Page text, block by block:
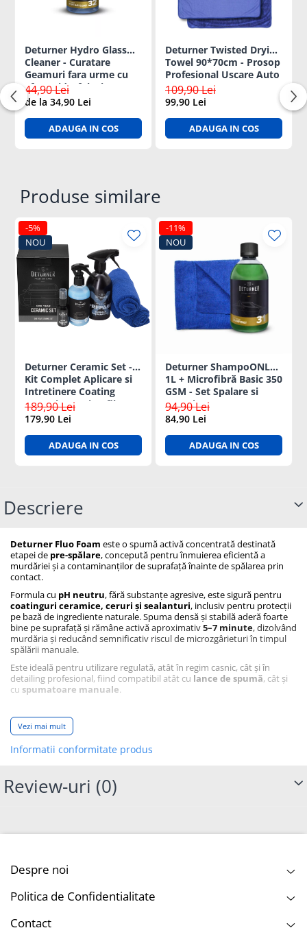
Deturner Hydro Glass
Cleaner - Curatare
Geamuri fara urme cu
Efect Hidrofob si
Evaporare Rapida 250ml
44,90 Lei
de la 34,90 Lei
ADAUGA IN COS
Deturner Twisted Drying
Towel 90*70cm - Prosop
Profesional Uscare Auto
Fara Urme - 600 GSM
109,90 Lei
99,90 Lei
ADAUGA IN COS
Produse similare
-5%
NOU
Deturner Ceramic Set -
Kit Complet Aplicare si
Intretinere Coating
Ceramic cu Microfibra
Inclusa, ideal cadou
189,90 Lei
179,90 Lei
ADAUGA IN COS
-11%
NOU
Deturner ShampoONLY
1L + Microfibră Basic 350
GSM - Set Spalare si
Intretinere auto
94,90 Lei
84,90 Lei
ADAUGA IN COS
Descriere
Deturner Fluo Foam este o spumă activă concentrată destinată
etapei de pre-spălare, concepută pentru înmuierea eficientă a
murdăriei și a contaminanților de suprafață înainte de spălarea prin
contact.
Formula cu pH neutru, fără substanțe agresive, este sigură pentru
coatinguri ceramice, ceruri și sealanturi, inclusiv pentru protecții
pe bază de ingrediente naturale. Spuma densă și stabilă aderă foarte
bine pe suprafață și rămâne activă aproximativ5–7 minute, dizolvând
murdăria și reducând semnificativ riscul de microzgârieturi în timpul
spălării manuale.
Este ideală pentru utilizare regulată, atât în regim casnic, cât și în
detailing profesional, fiind compatibil atât cu lance de spumă, cât și
cu spumatoare manuale.
Beneficii cheie
Spumă activă concentrată pentru pre-spălare sigură
Putere ridicată de înmuiere a murdăriei
Suprafețe compatibile
Lac transparent
Vezi mai mult
Informatii conformitate produs
Review-uri (0)
Despre noi
Politica de Confidentialitate
Contact